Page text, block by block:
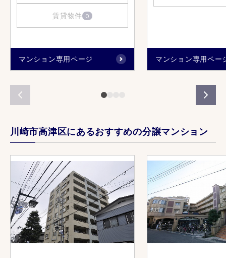
賃貸物件 0
マンション専用ページ マンション専用ペー
川崎市高津区にあるおすすめの分譲マンション